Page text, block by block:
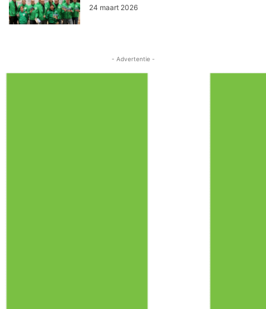
24 maart 2026
- Advertentie -